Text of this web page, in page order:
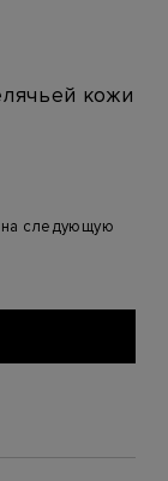
кожи
на следующую